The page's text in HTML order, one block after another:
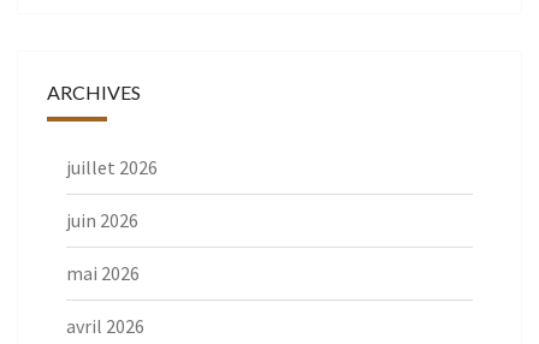
ARCHIVES
juillet 2026
juin 2026
mai 2026
avril 2026